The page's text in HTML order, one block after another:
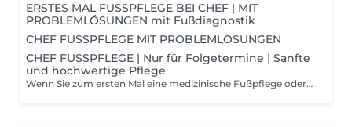
ERSTES MAL FUSSPFLEGE BEI CHEF | MIT
PROBLEMLÖSUNGEN mit Fußdiagnostik
CHEF FUSSPFLEGE MIT PROBLEMLÖSUNGEN
CHEF FUSSPFLEGE | Nur für Folgetermine | Sanfte
und hochwertige Pflege
Wenn Sie zum ersten Mal eine medizinische Fußpflege oder eine Intensivpflege bei unserem Chef buchen, wählen Sie bitte immer zuerst die Behandlung „ERSTES MAL FUSSPFLEGE BEI CHEF“. Ihr Therapeut berät Sie im Anschluss persönlich, ob für Sie künftig kurze oder klassische Termine ideal sind. So sichern wir Ihr optimales Ergebnis – für dauerhaft gesunde, gepflegte und glückliche Füße.